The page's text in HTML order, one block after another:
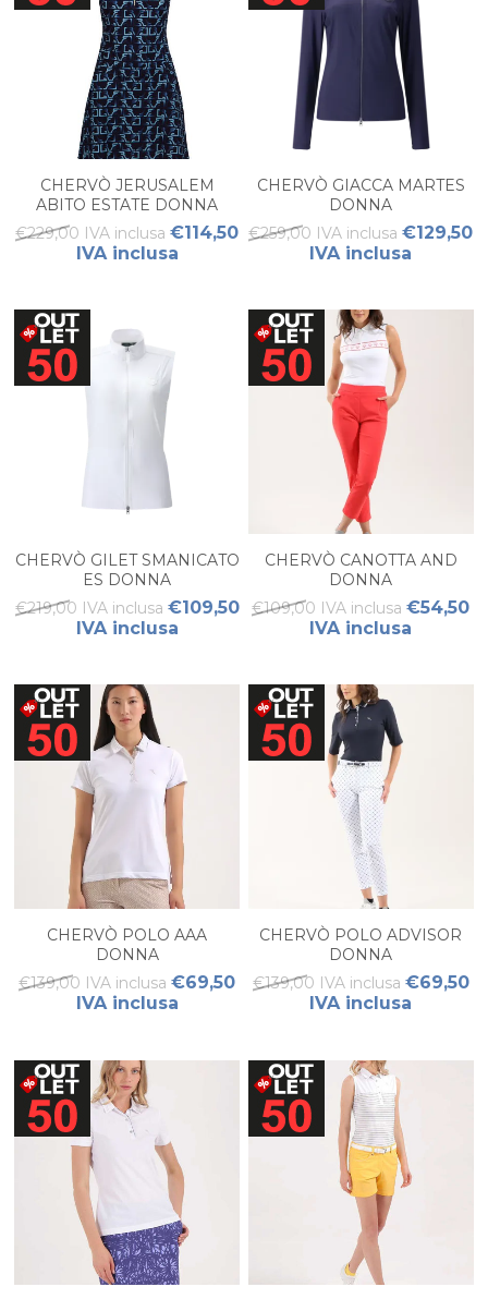
CHERVÒ JERUSALEM
ABITO ESTATE DONNA
€229,00 IVA inclusa €114,50
IVA inclusa
CHERVÒ GIACCA MARTES
DONNA
€259,00 IVA inclusa €129,50
IVA inclusa
CHERVÒ GILET SMANICATO
ES DONNA
€219,00 IVA inclusa €109,50
IVA inclusa
CHERVÒ CANOTTA AND
DONNA
€109,00 IVA inclusa €54,50
IVA inclusa
CHERVÒ POLO AAA
DONNA
€139,00 IVA inclusa €69,50
IVA inclusa
CHERVÒ POLO ADVISOR
DONNA
€139,00 IVA inclusa €69,50
IVA inclusa